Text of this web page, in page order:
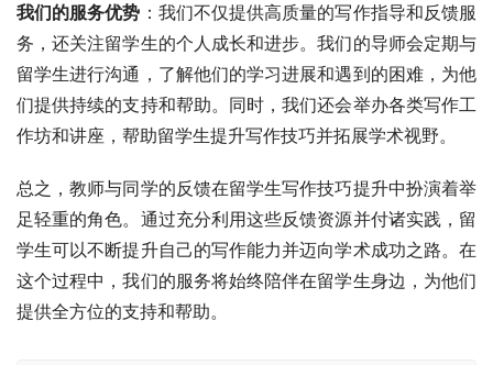
我们的服务优势 ：我们不仅提供高质量的写作指导和反馈服
务，还关注留学生的个人成长和进步。我们的导师会定期与
留学生进行沟通，了解他们的学习进展和遇到的困难，为他
们提供持续的支持和帮助。同时，我们还会举办各类写作工
作坊和讲座，帮助留学生提升写作技巧并拓展学术视野。
总之，教师与同学的反馈在留学生写作技巧提升中扮演着举
足轻重的角色。通过充分利用这些反馈资源并付诸实践，留
学生可以不断提升自己的写作能力并迈向学术成功之路。在
这个过程中，我们的服务将始终陪伴在留学生身边，为他们
提供全方位的支持和帮助。